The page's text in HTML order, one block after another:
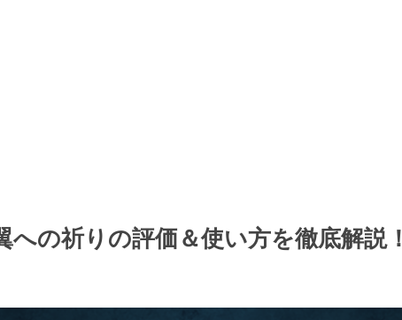
への祈りの評価＆使い方を徹底解説！